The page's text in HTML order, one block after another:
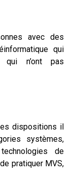
avec des
qui
n’ont pas
dispositions il
systèmes,
de
pratiquer MVS,